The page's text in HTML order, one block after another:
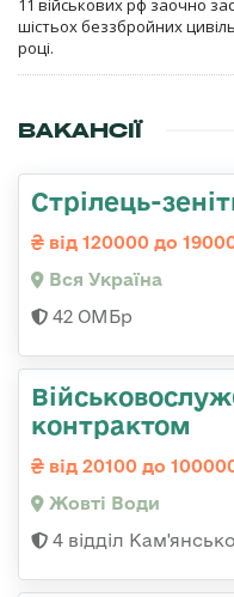
11 військових рф заочно
шістьох беззбройних
році.
ВАКАНСІЇ
Стрілець-
від 120000 до
Вся Україна
42 ОМБр
контрактом
від 20100 до
Жовті Води
4 відділ